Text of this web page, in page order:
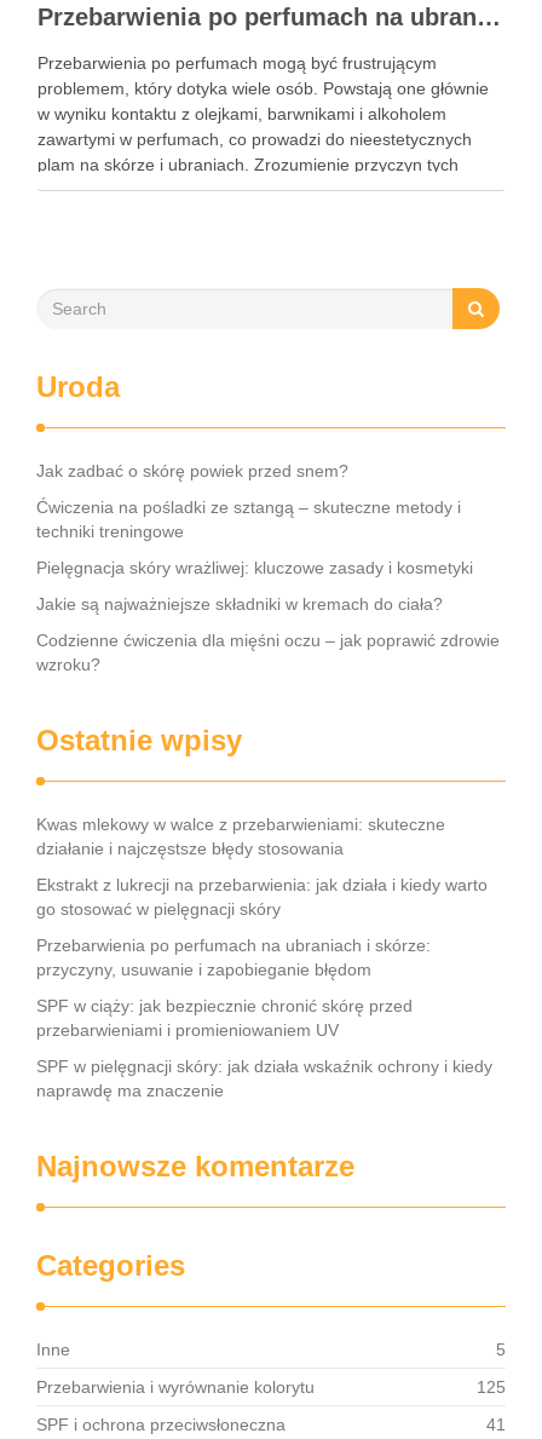
Przebarwienia po perfumach na ubraniach i skórze: przyczyny, usuwanie i zapobieganie błędom
Przebarwienia po perfumach mogą być frustrującym
problemem, który dotyka wiele osób. Powstają one głównie
w wyniku kontaktu z olejkami, barwnikami i alkoholem
zawartymi w perfumach, co prowadzi do nieestetycznych
plam na skórze i ubraniach. Zrozumienie przyczyn tych
przebarwień jest kluczowe, aby skutecznie im zapobiegać i
Uroda
Jak zadbać o skórę powiek przed snem?
Ćwiczenia na pośladki ze sztangą – skuteczne metody i
techniki treningowe
Pielęgnacja skóry wrażliwej: kluczowe zasady i kosmetyki
Jakie są najważniejsze składniki w kremach do ciała?
Codzienne ćwiczenia dla mięśni oczu – jak poprawić zdrowie
wzroku?
Ostatnie wpisy
Kwas mlekowy w walce z przebarwieniami: skuteczne
działanie i najczęstsze błędy stosowania
Ekstrakt z lukrecji na przebarwienia: jak działa i kiedy warto
go stosować w pielęgnacji skóry
Przebarwienia po perfumach na ubraniach i skórze:
przyczyny, usuwanie i zapobieganie błędom
SPF w ciąży: jak bezpiecznie chronić skórę przed
przebarwieniami i promieniowaniem UV
SPF w pielęgnacji skóry: jak działa wskaźnik ochrony i kiedy
naprawdę ma znaczenie
Najnowsze komentarze
Categories
Inne
5
Przebarwienia i wyrównanie kolorytu
125
SPF i ochrona przeciwsłoneczna
41